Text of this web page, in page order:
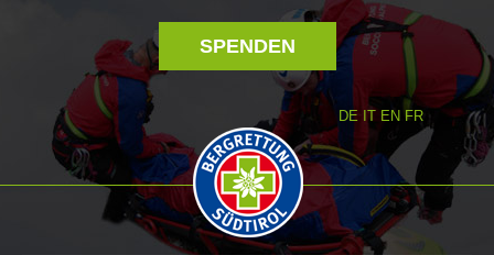
SPENDEN
DE IT EN FR